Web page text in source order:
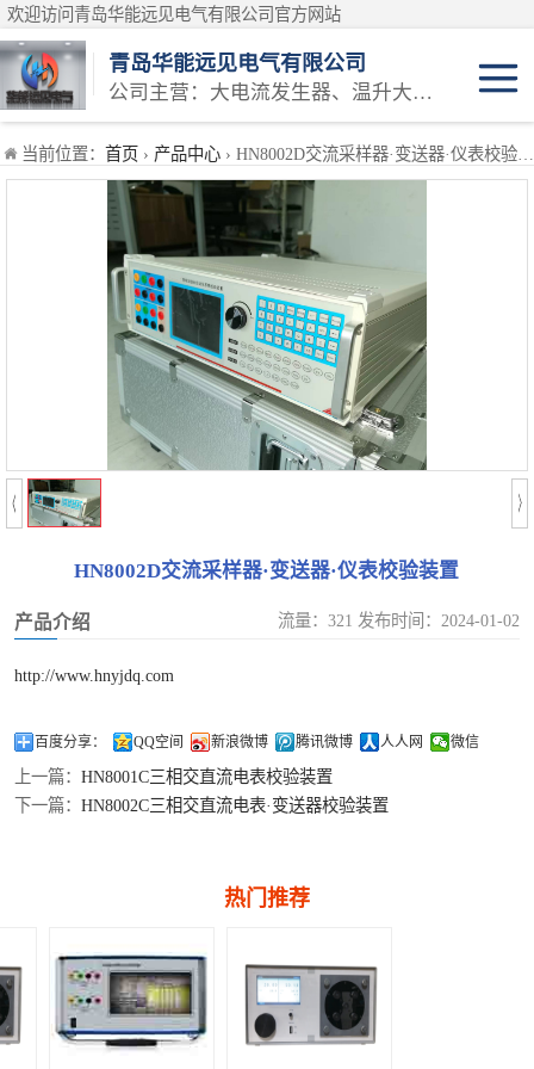
欢迎访问青岛华能远见电气有限公司官方网站
青岛华能远见电气有限公司
公司主营：大电流发生器、温升大电流发生器、温升试验设备、三相大电流发生器等产品
当前位置： 首页 › 产品中心 › HN8002D交流采样器·变送器·仪表校验装置
HN8002D交流采样器·变送器·仪表校验装置
产品介绍 流量：321 发布时间：2024-01-02
http://www.hnyjdq.com
百度分享： QQ空间 新浪微博 腾讯微博 人人网 微信
上一篇： HN8001C三相交直流电表校验装置
下一篇： HN8002C三相交直流电表·变送器校验装置
热门推荐
安规类检定装置
仪表类检定装置
测试仪类计量校
电能类计量校准
互感器类计量校
蓄电池仪器类校
准
高压耐压类校准
油化试验仪器类
校准
SF6仪器类校准
温度类计量校准
压力流量类计量
校准
万用表检定装置
耐电压测试仪检定装置
接地导通测试仪检定装置
接地电阻表检定装置
兆欧表检定装置
模拟交直流标准电阻器
直流低电阻测试仪检定装置
多功能校准仪
钳形表检定装置